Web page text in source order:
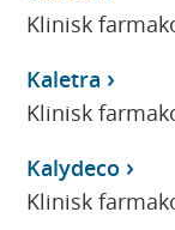
Klinisk
Kaletra
Klinisk
Kalydeco
Klinisk